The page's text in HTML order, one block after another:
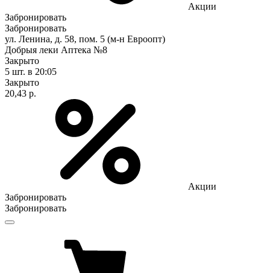
Акции
Забронировать
Забронировать
ул. Ленина, д. 58, пом. 5 (м-н Евроопт)
Добрыя леки Аптека №8
Закрыто
5 шт. в 20:05
Закрыто
20,43 р.
Акции
Забронировать
Забронировать